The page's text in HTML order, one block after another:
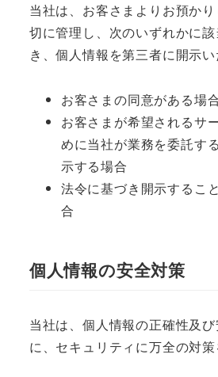
当社は、お客さまよりお預か
切に管理し、次のいずれかに
き、個人情報を第三者に開示い
お客さまの同意がある場
お客さまが希望されるサ
めに当社が業務を委託す
示する場合
法令に基づき開示するこ
合
個人情報の安全対策
当社は、個人情報の正確性及
に、セキュリティに万全の対策